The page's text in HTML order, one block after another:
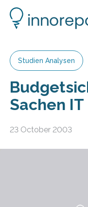
Studien Analysen
Sachen
23 October 2003